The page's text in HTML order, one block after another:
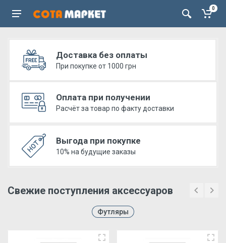
0
Доставка без оплаты
При покупке от 1000 грн
Оплата при получении
Расчёт за товар по факту доставки
Выгода при покупке
10% на будущие заказы
Свежие поступления аксессуаров
Футляры